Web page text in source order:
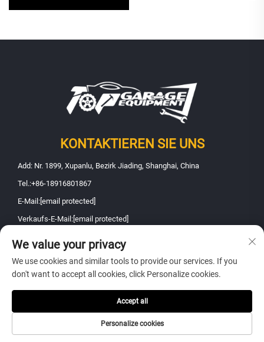
KONTAKTIEREN SIE UNS
Add: Nr. 1899, Xupanlu, Bezirk Jiading, Shanghai, China
Tel.:+86-18916801867
E-Mail:[email protected]
Verkaufs-E-Mail:[email protected]
Urheberrecht © 2026 Shanghai Fanbao Automobile Maintenance
Equipment Co., Ltd.. Alle Rechte vorbehalten - Datenschutzrichtlinie
We value your privacy
We use cookies and similar tools to provide our services. If you
don't want to accept all cookies, click Personalize cookies.
Personalize cookies
Accept all